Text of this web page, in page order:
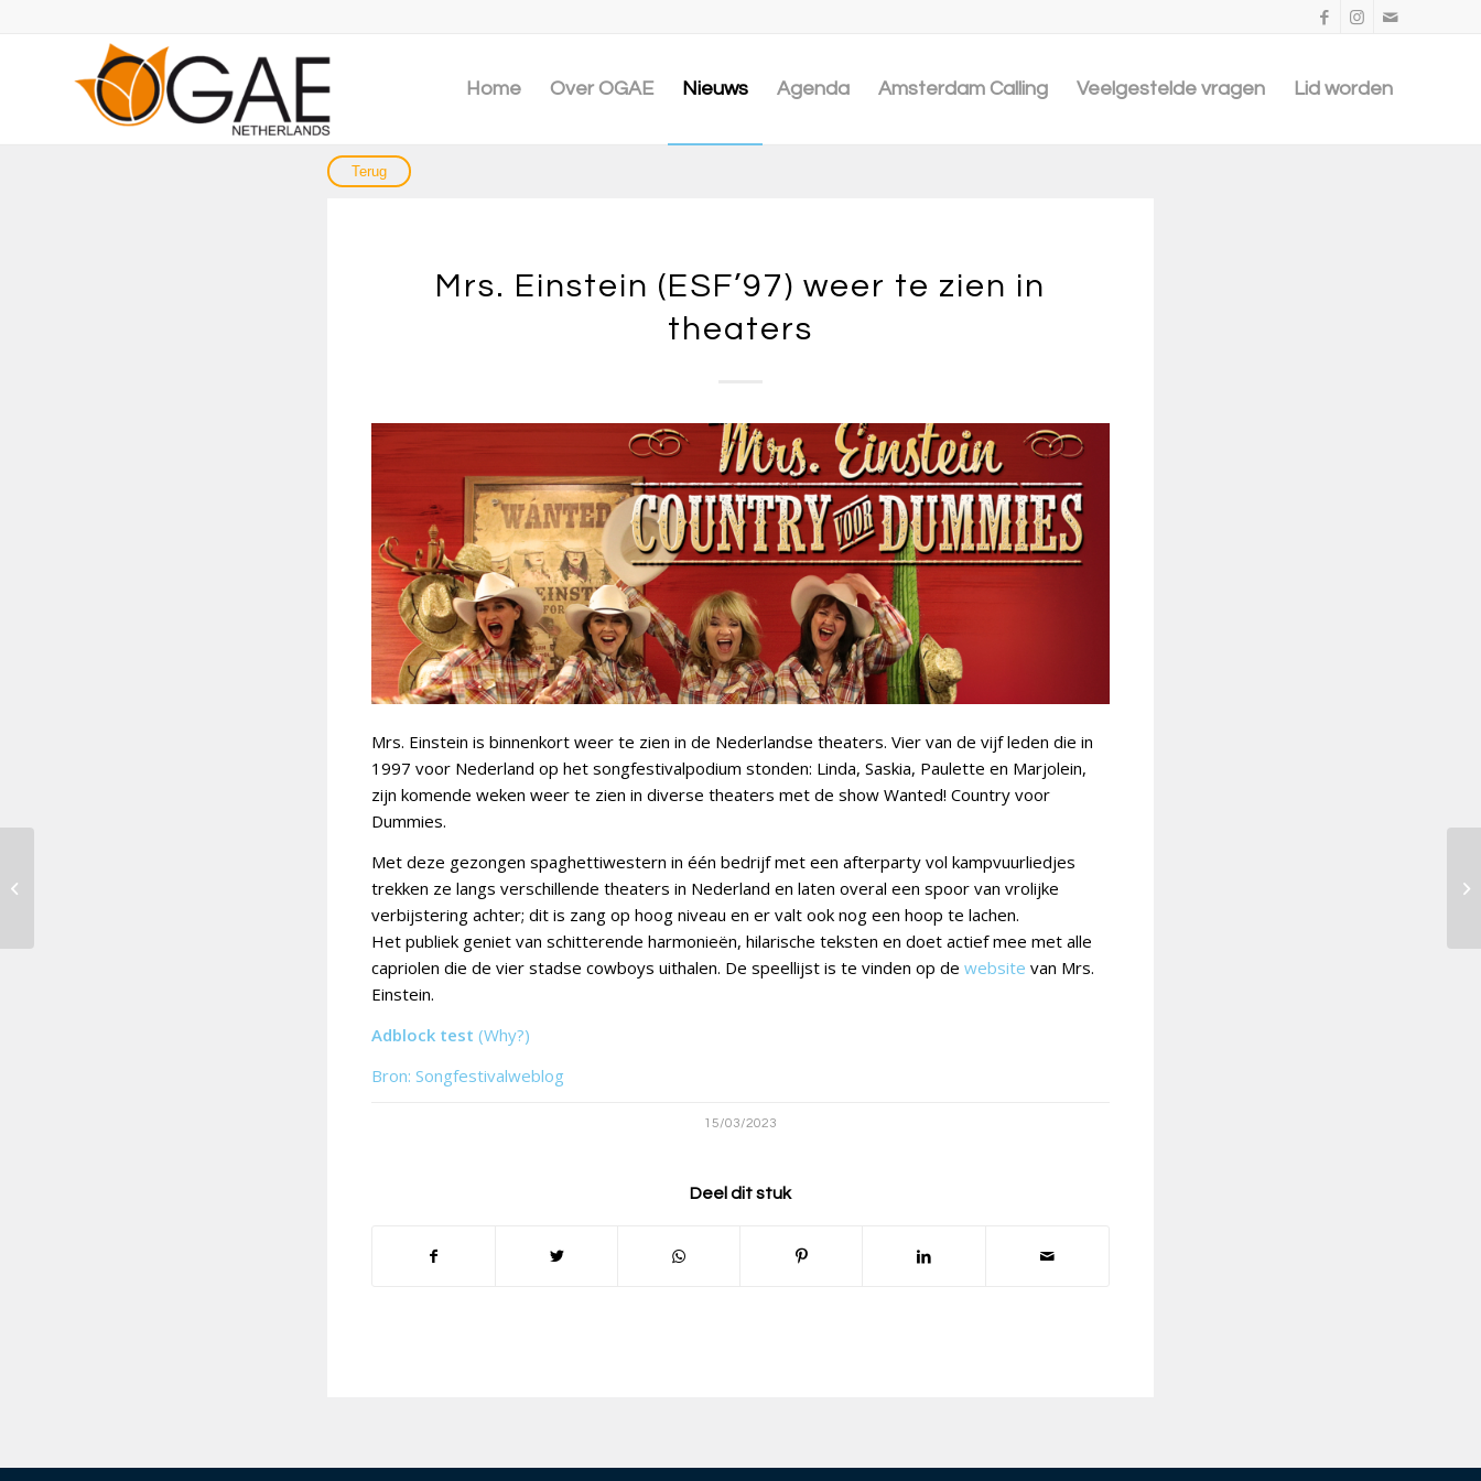
Home Over OGAE Nieuws Agenda Amsterdam Calling Veelgestelde vragen Lid worden
Mrs. Einstein (ESF’97) weer te zien in
theaters
Mrs. Einstein is binnenkort weer te zien in de Nederlandse theaters. Vier van de vijf leden die in
1997 voor Nederland op het songfestivalpodium stonden: Linda, Saskia, Paulette en Marjolein,
zijn komende weken weer te zien in diverse theaters met de show Wanted! Country voor
Dummies.
Met deze gezongen spaghettiwestern in één bedrijf met een afterparty vol kampvuurliedjes
trekken ze langs verschillende theaters in Nederland en laten overal een spoor van vrolijke
verbijstering achter; dit is zang op hoog niveau en er valt ook nog een hoop te lachen.
Het publiek geniet van schitterende harmonieën, hilarische teksten en doet actief mee met alle
capriolen die de vier stadse cowboys uithalen. De speellijst is te vinden op de website van Mrs.
Einstein.
Adblock test (Why?)
Bron: Songfestivalweblog
15/03/2023
Deel dit stuk